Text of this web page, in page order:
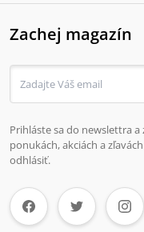
Zachej magazín
Prihláste sa do newslettra
ponukách, akciách a
odhlásiť.